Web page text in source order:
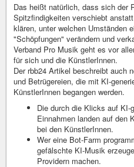
Das heißt natürlich, dass sich der
Spitzfindigkeiten verschiebt
klären, unter welchen Umständen
"Schöpfungen" verändern und
Verband Pro Musik geht es vor
für sich und die KünstlerInnen.
Der rbb24 Artikel beschreibt auch
und Betrügereien, die mit KI-
KünstlerInnen begangen werden.
Die durch die Klicks auf KI-
Einnahmen landen auf den
bei den KünstlerInnen.
Wer eine Bot-Farm
gefälschte KI-Musik
Providern machen.